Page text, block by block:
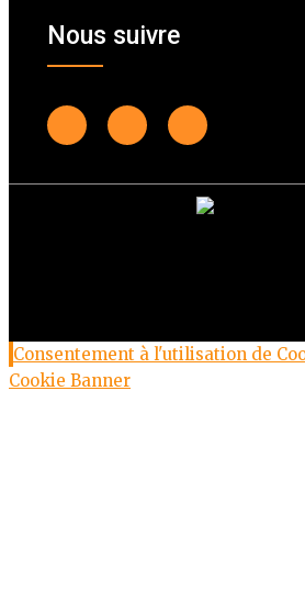
Nous suivre
Consentement à l'utilisation de
Cookie Banner